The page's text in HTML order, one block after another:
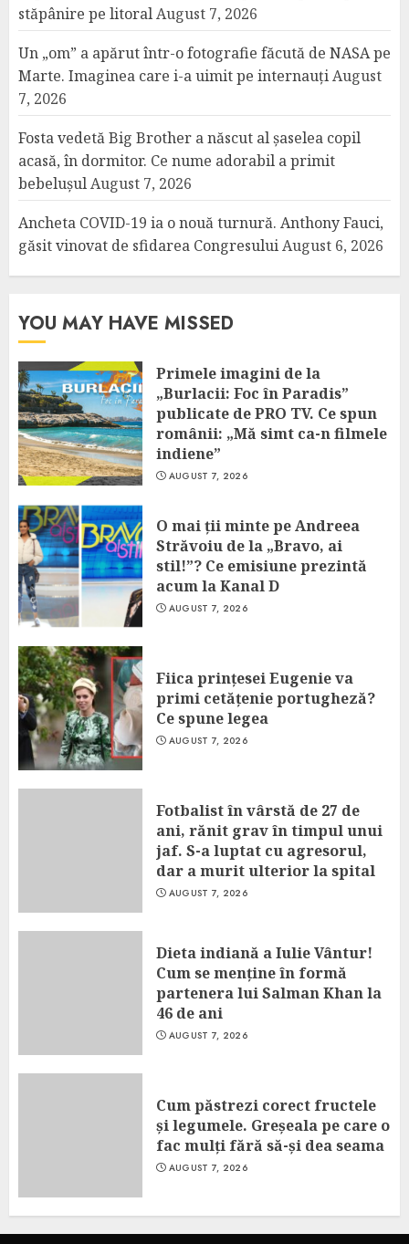
stăpânire pe litoralAugust 7, 2026
Un „om” a apărut într-o fotografie făcută de NASA pe
Marte. Imaginea care i-a uimit pe internauțiAugust
7, 2026
Fosta vedetă Big Brother a născut al șaselea copil
acasă, în dormitor. Ce nume adorabil a primit
bebelușulAugust 7, 2026
Ancheta COVID-19 ia o nouă turnură. Anthony Fauci,
găsit vinovat de sfidarea CongresuluiAugust 6, 2026
YOU MAY HAVE MISSED
Primele imagini de la
„Burlacii: Foc în Paradis”
publicate de PRO TV. Ce spun
românii: „Mă simt ca-n filmele
indiene”
AUGUST 7, 2026
O mai ții minte pe Andreea
Străvoiu de la „Bravo, ai
stil!”? Ce emisiune prezintă
acum la Kanal D
AUGUST 7, 2026
Fiica prințesei Eugenie va
primi cetățenie portugheză?
Ce spune legea
AUGUST 7, 2026
Fotbalist în vârstă de 27 de
ani, rănit grav în timpul unui
jaf. S-a luptat cu agresorul,
dar a murit ulterior la spital
AUGUST 7, 2026
Dieta indiană a Iulie Vântur!
Cum se menține în formă
partenera lui Salman Khan la
46 de ani
AUGUST 7, 2026
Cum păstrezi corect fructele
și legumele. Greșeala pe care o
fac mulți fără să-și dea seama
AUGUST 7, 2026